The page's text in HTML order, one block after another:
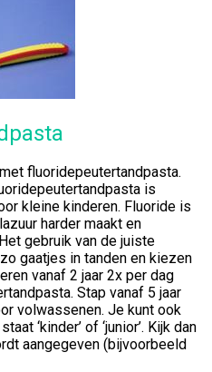
fluoridepeutertandpasta.
is
kleine kinderen. Fluoride is
harder maakt en
gebruik van de juiste
gaatjes in tanden en kiezen
vanaf 2 jaar 2x per dag
Stap vanaf 5 jaar
volwassenen. Je kunt ook
‘kinder’ of ‘junior’. Kijk dan
aangegeven (bijvoorbeeld